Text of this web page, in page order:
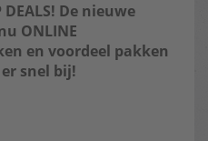
De nieuwe
ONLINE
en voordeel pakken
snel bij!